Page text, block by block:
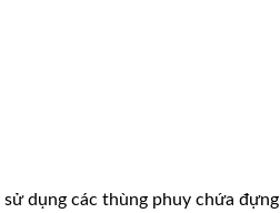
dụng các thùng phuy chứa đựng